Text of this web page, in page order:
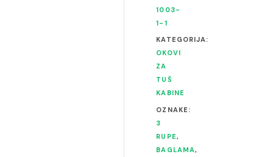
1003-
1-1
KATEGORIJA:
OKOVI
ZA
TUŠ
KABINE
OZNAKE:
3
RUPE,
BAGLAMA,